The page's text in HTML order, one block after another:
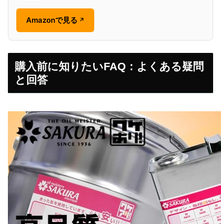
Amazonで見る ↗
購入前に知りたいFAQ：よくある疑問
と回答